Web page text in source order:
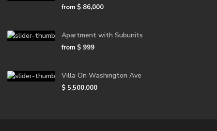
from $ 86,000
Apartment with Subunits
from $ 999
Villa On Washington Ave
$ 5,500,000